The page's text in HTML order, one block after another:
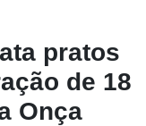
pratos
de 18
Onça